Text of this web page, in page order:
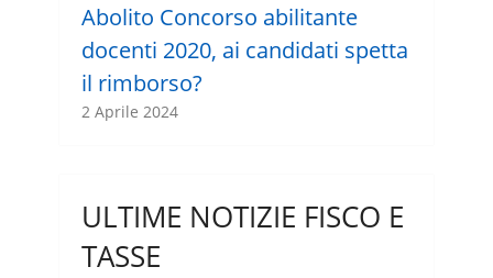
Abolito Concorso abilitante
docenti 2020, ai candidati spetta
il rimborso?
2 Aprile 2024
ULTIME NOTIZIE FISCO E
TASSE